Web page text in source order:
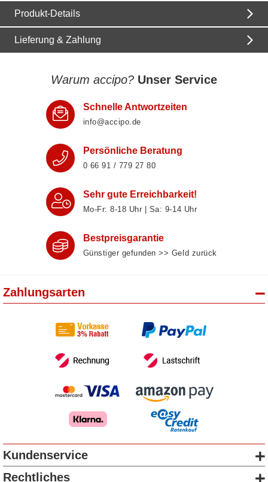
Produkt-Details
Lieferung & Zahlung
Warum accipo? Unser Service
Schnelle Antwortzeiten
info@accipo.de
Persönliche Beratung
0 66 91 / 779 27 80
Sehr gute Erreichbarkeit!
Mo-Fr: 8‑18 Uhr | Sa: 9‑14 Uhr
Bestpreisgarantie
Günstiger gefunden >> Geld zurück
Zahlungsarten
Kundenservice
Rechtliches